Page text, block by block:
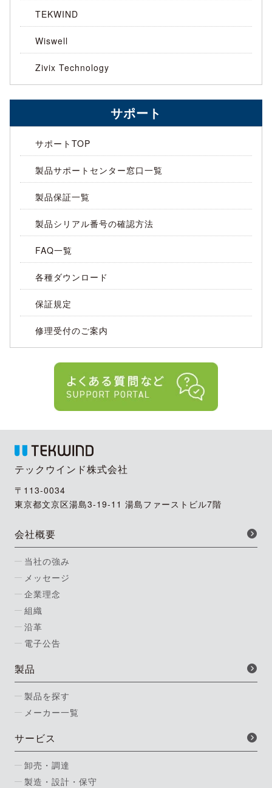
TEKWIND
Wiswell
Zivix Technology
サポート
サポートTOP
製品サポートセンター窓口一覧
製品保証一覧
製品シリアル番号の確認方法
FAQ一覧
各種ダウンロード
保証規定
修理受付のご案内
テックウインド株式会社
〒113-0034
東京都文京区湯島3-19-11 湯島ファーストビル7階
会社概要
当社の強み
メッセージ
企業理念
組織
沿革
電子公告
製品
製品を探す
メーカー一覧
サービス
卸売・調達
製造・設計・保守